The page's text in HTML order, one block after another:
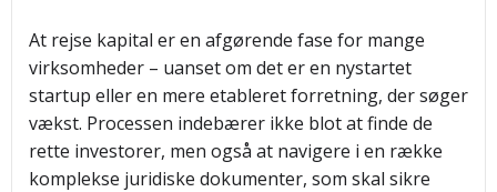
At rejse kapital er en afgørende fase for mange
virksomheder – uanset om det er en nystartet
startup eller en mere etableret forretning, der søger
vækst. Processen indebærer ikke blot at finde de
rette investorer, men også at navigere i en række
komplekse juridiske dokumenter, som skal sikre